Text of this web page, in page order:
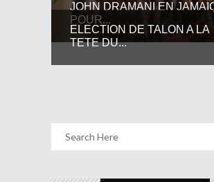
JOHN DRAMANI EN
POUR...
ELECTION DE TALON A LA
TETE DU...